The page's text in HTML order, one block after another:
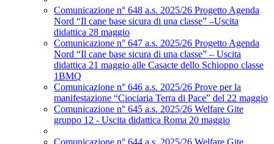
Comunicazione n° 648 a.s. 2025/26 Progetto Agenda
Nord “Il cane base sicura di una classe” –Uscita
didattica 28 maggio
Comunicazione n° 647 a.s. 2025/26 Progetto Agenda
Nord “Il cane base sicura di una classe” – Uscita
didattica 21 maggio alle Casacte dello Schioppo classe
1BMQ
Comunicazione n° 646 a.s. 2025/26 Prove per la
manifestazione “Ciociaria Terra di Pace” del 22 maggio
Comunicazione n° 645 a.s. 2025/26 Welfare Gite
gruppo 12 - Uscita didattica Roma 20 maggio